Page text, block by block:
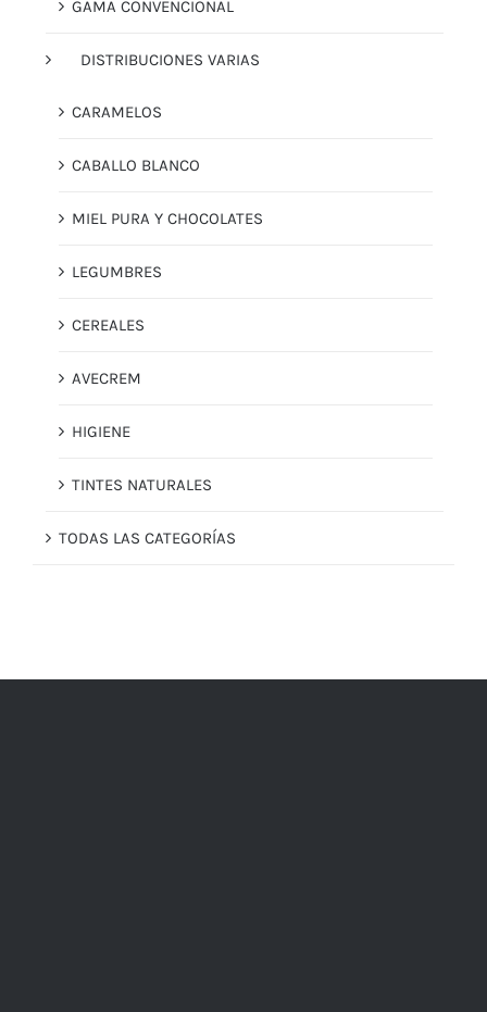
GAMA CONVENCIONAL
DISTRIBUCIONES VARIAS
CARAMELOS
CABALLO BLANCO
MIEL PURA Y CHOCOLATES
LEGUMBRES
CEREALES
AVECREM
HIGIENE
TINTES NATURALES
TODAS LAS CATEGORÍAS